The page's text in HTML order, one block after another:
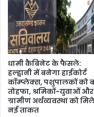
धामी कैबिनेट के फैसले:
हल्द्वानी में बनेगा हाईकोर्ट
कॉम्प्लेक्स, पशुपालकों को
तोहफा, श्रमिकों-युवाओं और
ग्रामीण अर्थव्यवस्था को
नई ताकत